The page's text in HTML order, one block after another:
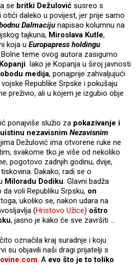
se britki Dežulović susreo s
daleko u povijest, jer prije samo
Dalmaciju napisao kolumnu na
tajkuna, Miroslava Kutle,
koja u Europapress holdingu
teme ovog autora zasigurno
. Iako je Kopanja u široj javnosti
medija, ponajprije zahvaljujući
Republike Srpske i pokušaju
preživio, ali u kojem je izgubio obje
ponajviše služio za pokazivanje i
uistinu nezavisnim Nezavisnim
Dežulović ima otvorene ruke ne
svakome tko je više od nekoliko
, pogotovo zadnjih godinu, dvije,
Dakako, radi se o
Miloradu Dodiku. Glavni badža
voli Republiku Srpsku, on
ukoliko se, nakon udara na
(Hristovo Užice) oštro
, jasno je kako će sve završiti ...
označila kraj suradnje i koju
su objavili naši dragi prijatelji s
. A evo što je to toliko